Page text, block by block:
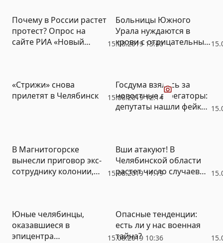
15.08.2019 13:40
Почему в России растет
протест? Опрос на
сайте РИА «Новый
Больницы Южного
Урала нуждаются в
крови с отрицательным
15.08.2019 12:14
«Стрижи» снова
прилетят в Челябинск
Видео
Госдума взялась за
новостные агрегаторы:
депутаты нашли фейки
15.08.2019 11:19
В Магнитогорске
вынесли приговор экс-
сотруднику колонии,
Вши атакуют! В
Челябинской области
растет число случаев
15.08.2019 10:36
Юные челябинцы,
оказавшиеся в
эпицентра
Опасные тенденции:
есть ли у нас военная
тайна?